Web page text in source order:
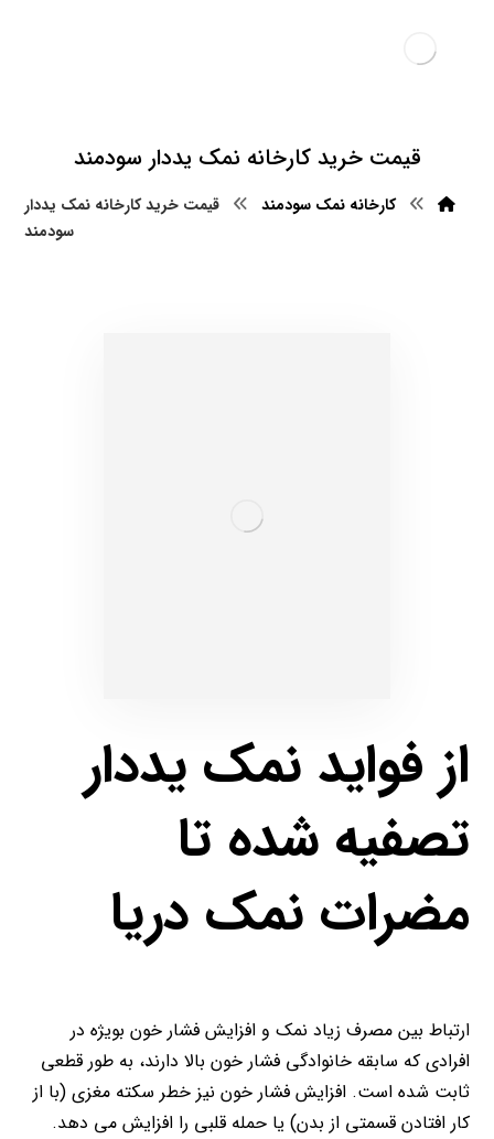
قیمت خرید کارخانه نمک یددار سودمند
کارخانه نمک سودمند
قیمت خرید کارخانه نمک یددار
سودمند
از فواید نمک یددار
تصفیه شده تا
مضرات نمک دریا
ارتباط بین مصرف زیاد نمک و افزایش فشار خون بویژه در
افرادی که سابقه خانوادگی فشار خون بالا دارند، به طور قطعی
ثابت شده است. افزایش فشار خون نیز خطر سکته مغزی (با از
کار افتادن قسمتی از بدن) یا حمله قلبی را افزایش می دهد.